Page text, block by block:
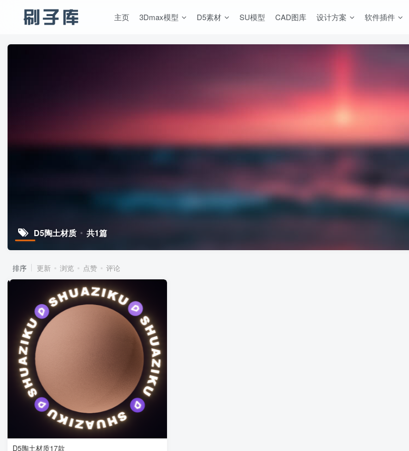
主页 3Dmax模型 D5素材 SU模型 CAD图库 设计方案 软件插件
D5陶土材质 共1篇
排序 更新 浏览 点赞 评论
D5陶土材质17款